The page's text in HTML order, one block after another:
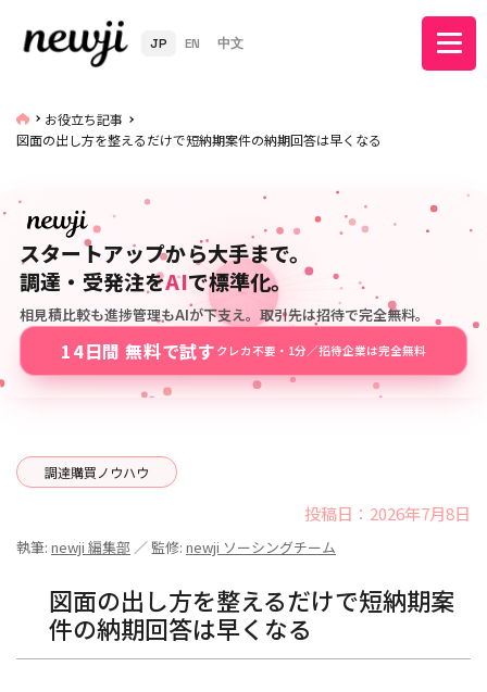
JP EN 中文
お役立ち記事
図面の出し方を整えるだけで短納期案件の納期回答は早くなる
スタートアップから大手まで。
調達・受発注をAIで標準化。
相見積比較も進捗管理もAIが下支え。取引先は招待で完全無料。
14日間 無料で試す クレカ不要・1分／招待企業は完全無料
調達購買ノウハウ
投稿日：2026年7月8日
執筆: newji 編集部 ／ 監修: newji ソーシングチーム
図面の出し方を整えるだけで短納期案
件の納期回答は早くなる